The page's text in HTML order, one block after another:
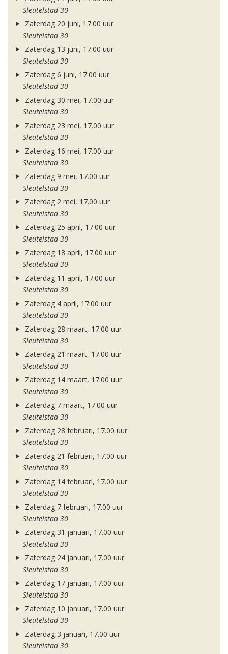
Sleutelstad 30
Zaterdag 20 juni, 17.00 uur
Sleutelstad 30
Zaterdag 13 juni, 17.00 uur
Sleutelstad 30
Zaterdag 6 juni, 17.00 uur
Sleutelstad 30
Zaterdag 30 mei, 17.00 uur
Sleutelstad 30
Zaterdag 23 mei, 17.00 uur
Sleutelstad 30
Zaterdag 16 mei, 17.00 uur
Sleutelstad 30
Zaterdag 9 mei, 17.00 uur
Sleutelstad 30
Zaterdag 2 mei, 17.00 uur
Sleutelstad 30
Zaterdag 25 april, 17.00 uur
Sleutelstad 30
Zaterdag 18 april, 17.00 uur
Sleutelstad 30
Zaterdag 11 april, 17.00 uur
Sleutelstad 30
Zaterdag 4 april, 17.00 uur
Sleutelstad 30
Zaterdag 28 maart, 17.00 uur
Sleutelstad 30
Zaterdag 21 maart, 17.00 uur
Sleutelstad 30
Zaterdag 14 maart, 17.00 uur
Sleutelstad 30
Zaterdag 7 maart, 17.00 uur
Sleutelstad 30
Zaterdag 28 februari, 17.00 uur
Sleutelstad 30
Zaterdag 21 februari, 17.00 uur
Sleutelstad 30
Zaterdag 14 februari, 17.00 uur
Sleutelstad 30
Zaterdag 7 februari, 17.00 uur
Sleutelstad 30
Zaterdag 31 januari, 17.00 uur
Sleutelstad 30
Zaterdag 24 januari, 17.00 uur
Sleutelstad 30
Zaterdag 17 januari, 17.00 uur
Sleutelstad 30
Zaterdag 10 januari, 17.00 uur
Sleutelstad 30
Zaterdag 3 januari, 17.00 uur
Sleutelstad 30